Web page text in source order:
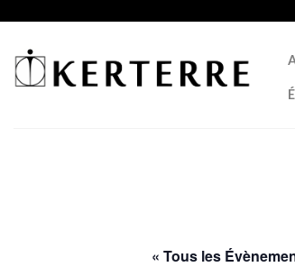
content
« Tous les